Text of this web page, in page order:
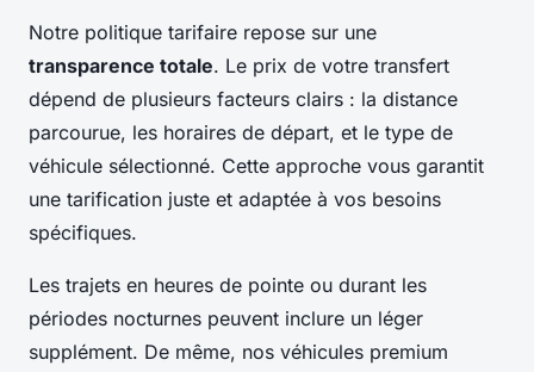
Notre politique tarifaire repose sur une
transparence totale. Le prix de votre transfert
dépend de plusieurs facteurs clairs : la distance
parcourue, les horaires de départ, et le type de
véhicule sélectionné. Cette approche vous garantit
une tarification juste et adaptée à vos besoins
spécifiques.
Les trajets en heures de pointe ou durant les
périodes nocturnes peuvent inclure un léger
supplément. De même, nos véhicules premium